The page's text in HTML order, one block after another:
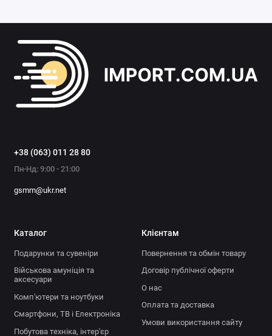
+38 (063) 011 28 80
Пн-Нд: 9:00 - 21:00
gsmm@ukr.net
Каталог
Подарунки та сувеніри
Військова амуніція та
аксесуари
Комп'ютери та ноутбуки
Смартфони, ТВ і Електроніка
Побутова техніка, інтер'єр
Клієнтам
Повернення та обмін товару
Договір публічної оферти
О нас
Оплата та доставка
Умови використання сайту